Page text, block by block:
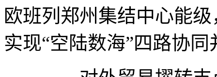
欧班列郑州集结中心能
实现“空陆数海”四路协同